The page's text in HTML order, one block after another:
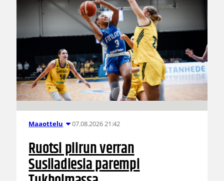
Maaottelu 07.08.2026 21:42
Ruotsi piirun verran
Susiladiesia parempi